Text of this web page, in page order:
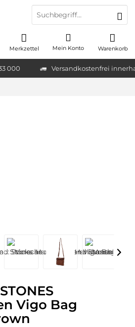
000 Versandkostenfrei
Warenkorb
Merkzettel Mein Konto
Vigo Bag